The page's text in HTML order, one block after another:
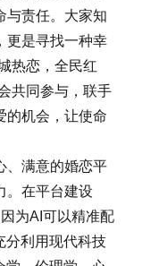
与责任。大家知
更是寻找一种幸
热恋，全民红
共同参与，联手
的机会，让使命
满意的婚恋平
。在平台建设
因为AI可以精准配
分利用现代科技